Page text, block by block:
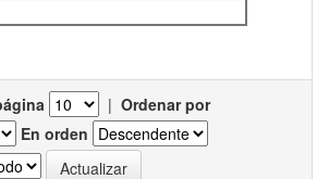
| Ordenar por
En orden